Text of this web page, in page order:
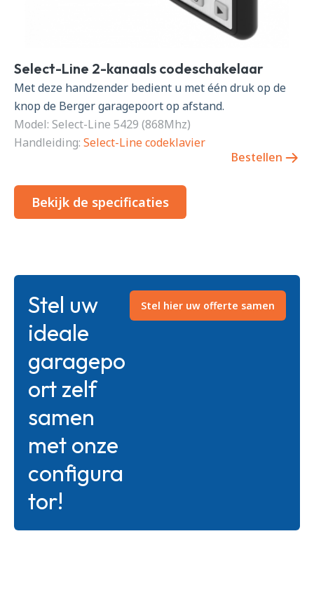
Select-Line 2-kanaals codeschakelaar
Met deze handzender bedient u met één druk op de
knop de Berger garagepoort op afstand.
Model: Select-Line 5429 (868Mhz)
Handleiding: Select-Line codeklavier
Bestellen
Bekijk de specificaties
Stel uw
ideale
garagepo
ort zelf
samen
met onze
configura
tor!
Stel hier uw offerte samen